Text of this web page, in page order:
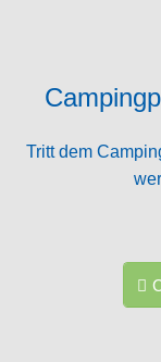
Tritt dem